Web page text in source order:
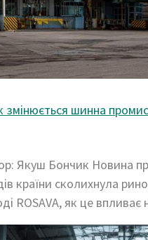
змінюється шинна
Якуш Бончик Новина
країни сколихнула
ROSAVA, як це